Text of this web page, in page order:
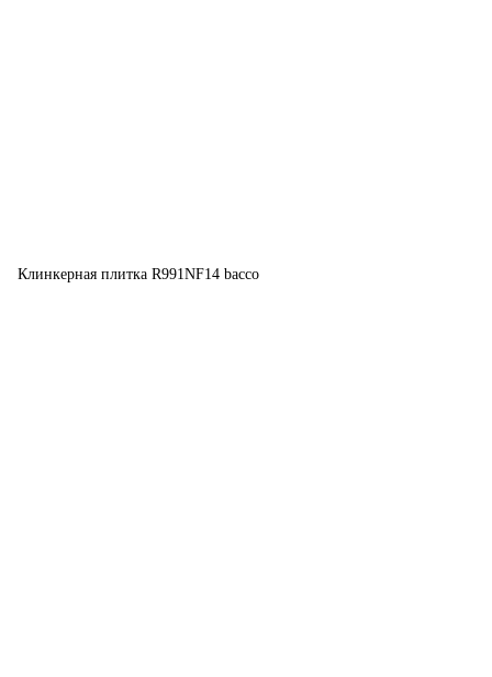
Клинкерная плитка R991NF14 bacco